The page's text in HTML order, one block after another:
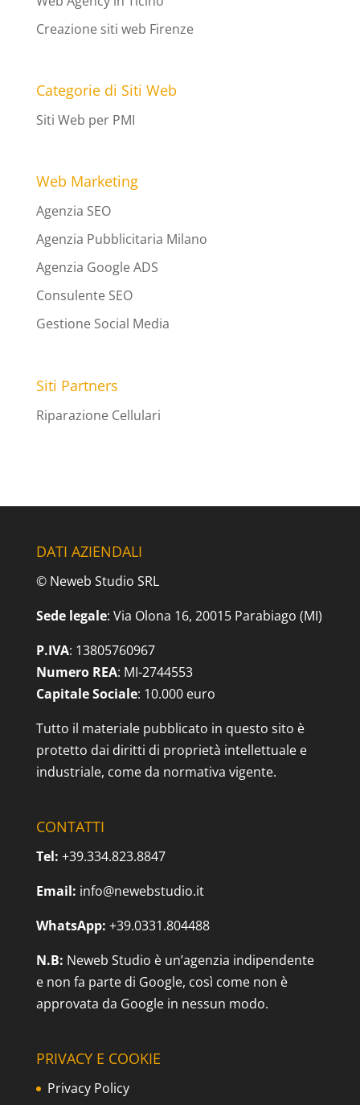
Creazione siti web Firenze
Categorie di Siti Web
Siti Web per PMI
Web Marketing
Agenzia SEO
Agenzia Pubblicitaria Milano
Agenzia Google ADS
Consulente SEO
Gestione Social Media
Siti Partners
Riparazione Cellulari
DATI AZIENDALI
© Neweb Studio SRL
Sede legale: Via Olona 16, 20015 Parabiago (MI)
P.IVA: 13805760967
Numero REA: MI-2744553
Capitale Sociale: 10.000 euro
Tutto il materiale pubblicato in questo sito è
protetto dai diritti di proprietà intellettuale e
industriale, come da normativa vigente.
CONTATTI
Tel: +39.334.823.8847
Email: info@newebstudio.it
WhatsApp: +39.0331.804488
N.B: Neweb Studio è un’agenzia indipendente
e non fa parte di Google, così come non è
approvata da Google in nessun modo.
PRIVACY E COOKIE
Privacy Policy